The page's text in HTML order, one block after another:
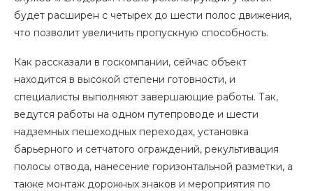
будет расширен с четырех до шести полос движения,
что позволит увеличить пропускную способность.
Как рассказали в госкомпании, сейчас объект
находится в высокой степени готовности, и
специалисты выполняют завершающие работы. Так,
ведутся работы на одном путепроводе и шести
надземных пешеходных переходах, установка
барьерного и сетчатого ограждений, рекультивация
полосы отвода, нанесение горизонтальной разметки, а
также монтаж дорожных знаков и мероприятия по